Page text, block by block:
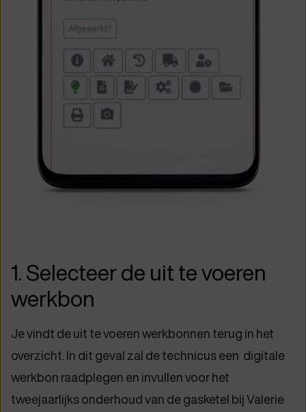
1. Selecteer de uit te voeren
werkbon
Je vindt de uit te voeren werkbonnen terug in het
overzicht. In dit geval zal de technicus een digitale
werkbon raadplegen en invullen voor het
tweejaarlijks onderhoud van de gasketel bij Valerie